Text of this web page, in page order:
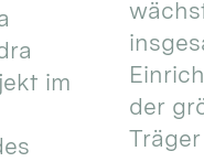
im
der
Träger